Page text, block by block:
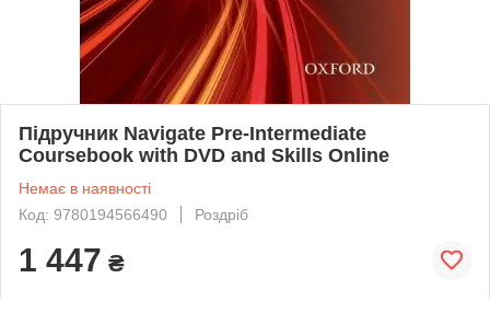
Підручник Navigate Pre-Intermediate
Coursebook with DVD and Skills Online
Немає в наявності
Код: 9780194566490
Роздріб
1 447 ₴